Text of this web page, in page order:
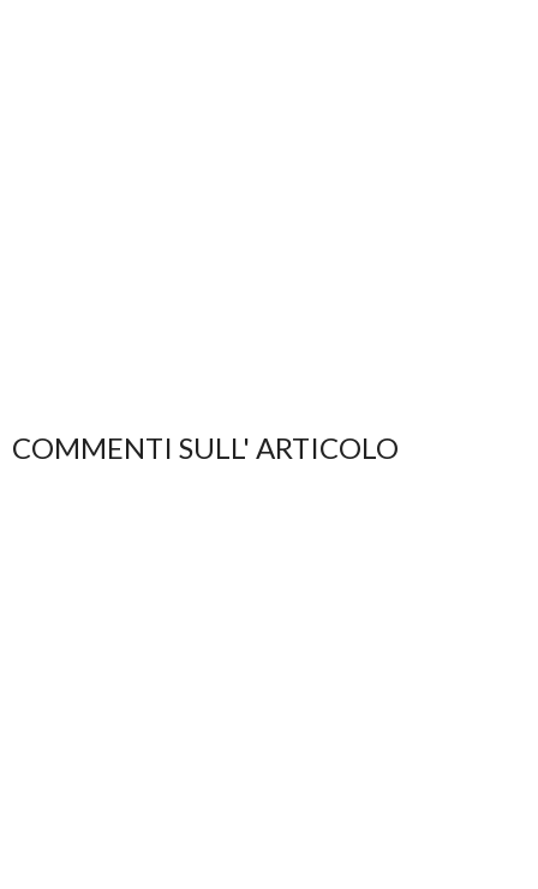
COMMENTI SULL' ARTICOLO